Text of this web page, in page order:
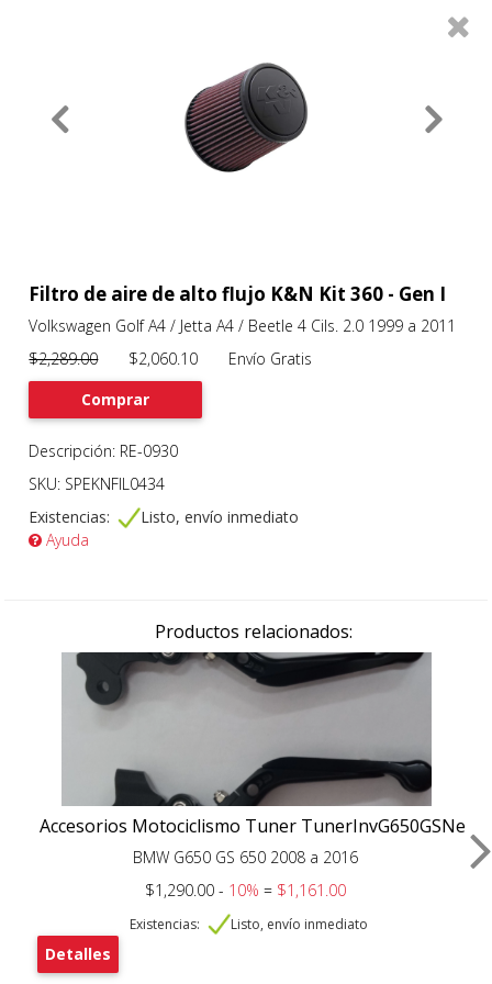
0
Previous
Filtro de aire de alto flujo K&N Kit 360 - Gen I
Volkswagen Golf A4 / Jetta A4 / Beetle 4 Cils. 2.0 1999 a 2011
$2,289.00$2,060.10 Envío Gratis
Comprar
Descripción: RE-0930
SKU: SPEKNFIL0434
Existencias:
Listo, envío inmediato
Ayuda
Productos relacionados:
Accesorios Motociclismo Tuner TunerInvG650GSNe
BMW G650 GS 650 2008 a 2016
$1,290.00 - 10%= $1,161.00
Existencias: Listo, envío inmediato
Detalles